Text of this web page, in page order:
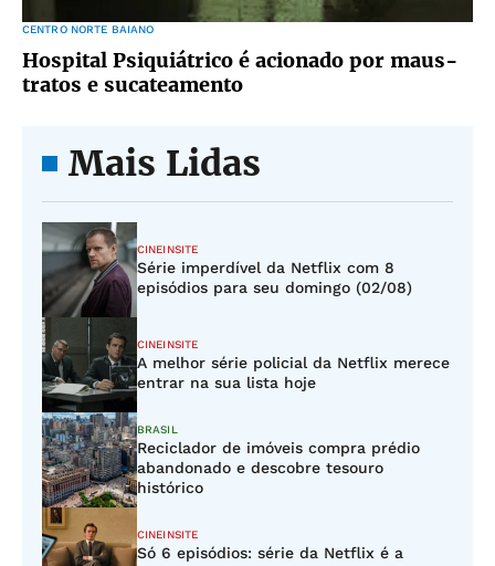
CENTRO NORTE BAIANO
Hospital Psiquiátrico é acionado por maus-
tratos e sucateamento
Mais Lidas
CINEINSITE
Série imperdível da Netflix com 8
episódios para seu domingo (02/08)
CINEINSITE
A melhor série policial da Netflix merece
entrar na sua lista hoje
BRASIL
Reciclador de imóveis compra prédio
abandonado e descobre tesouro
histórico
CINEINSITE
Só 6 episódios: série da Netflix é a